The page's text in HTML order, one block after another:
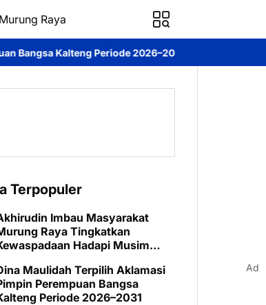
Raya
2026–2031 DPRD Murung Raya Studi Komparasi
Terpopuler
Imbau Masyarakat
Raya Tingkatkan
Hadapi Musim
Maulidah Terpilih Aklamasi
Perempuan Bangsa
Periode 2026–2031
Ad